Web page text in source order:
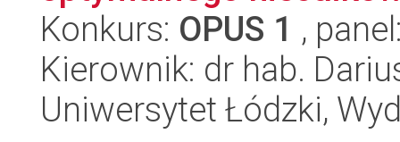
Konkurs: OPUS 1 ,
Kierownik: dr hab.
Uniwersytet Łódzki,